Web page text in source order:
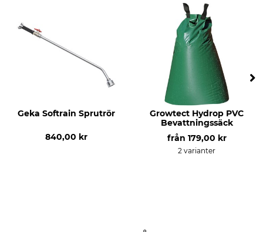
Geka Softrain Sprutrör
840,00 kr
Growtect Hydrop PVC
Bevattningssäck
från 179,00 kr
2 varianter